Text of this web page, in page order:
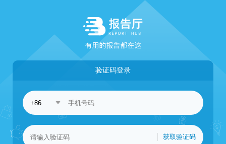
验证码登录
获取验证码